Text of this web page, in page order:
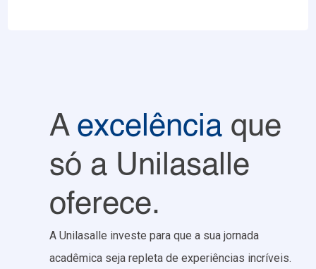
A excelênciaque
só a Unilasalle
oferece.
A Unilasalle investe para que a sua jornada
acadêmica seja repleta de experiências incríveis.